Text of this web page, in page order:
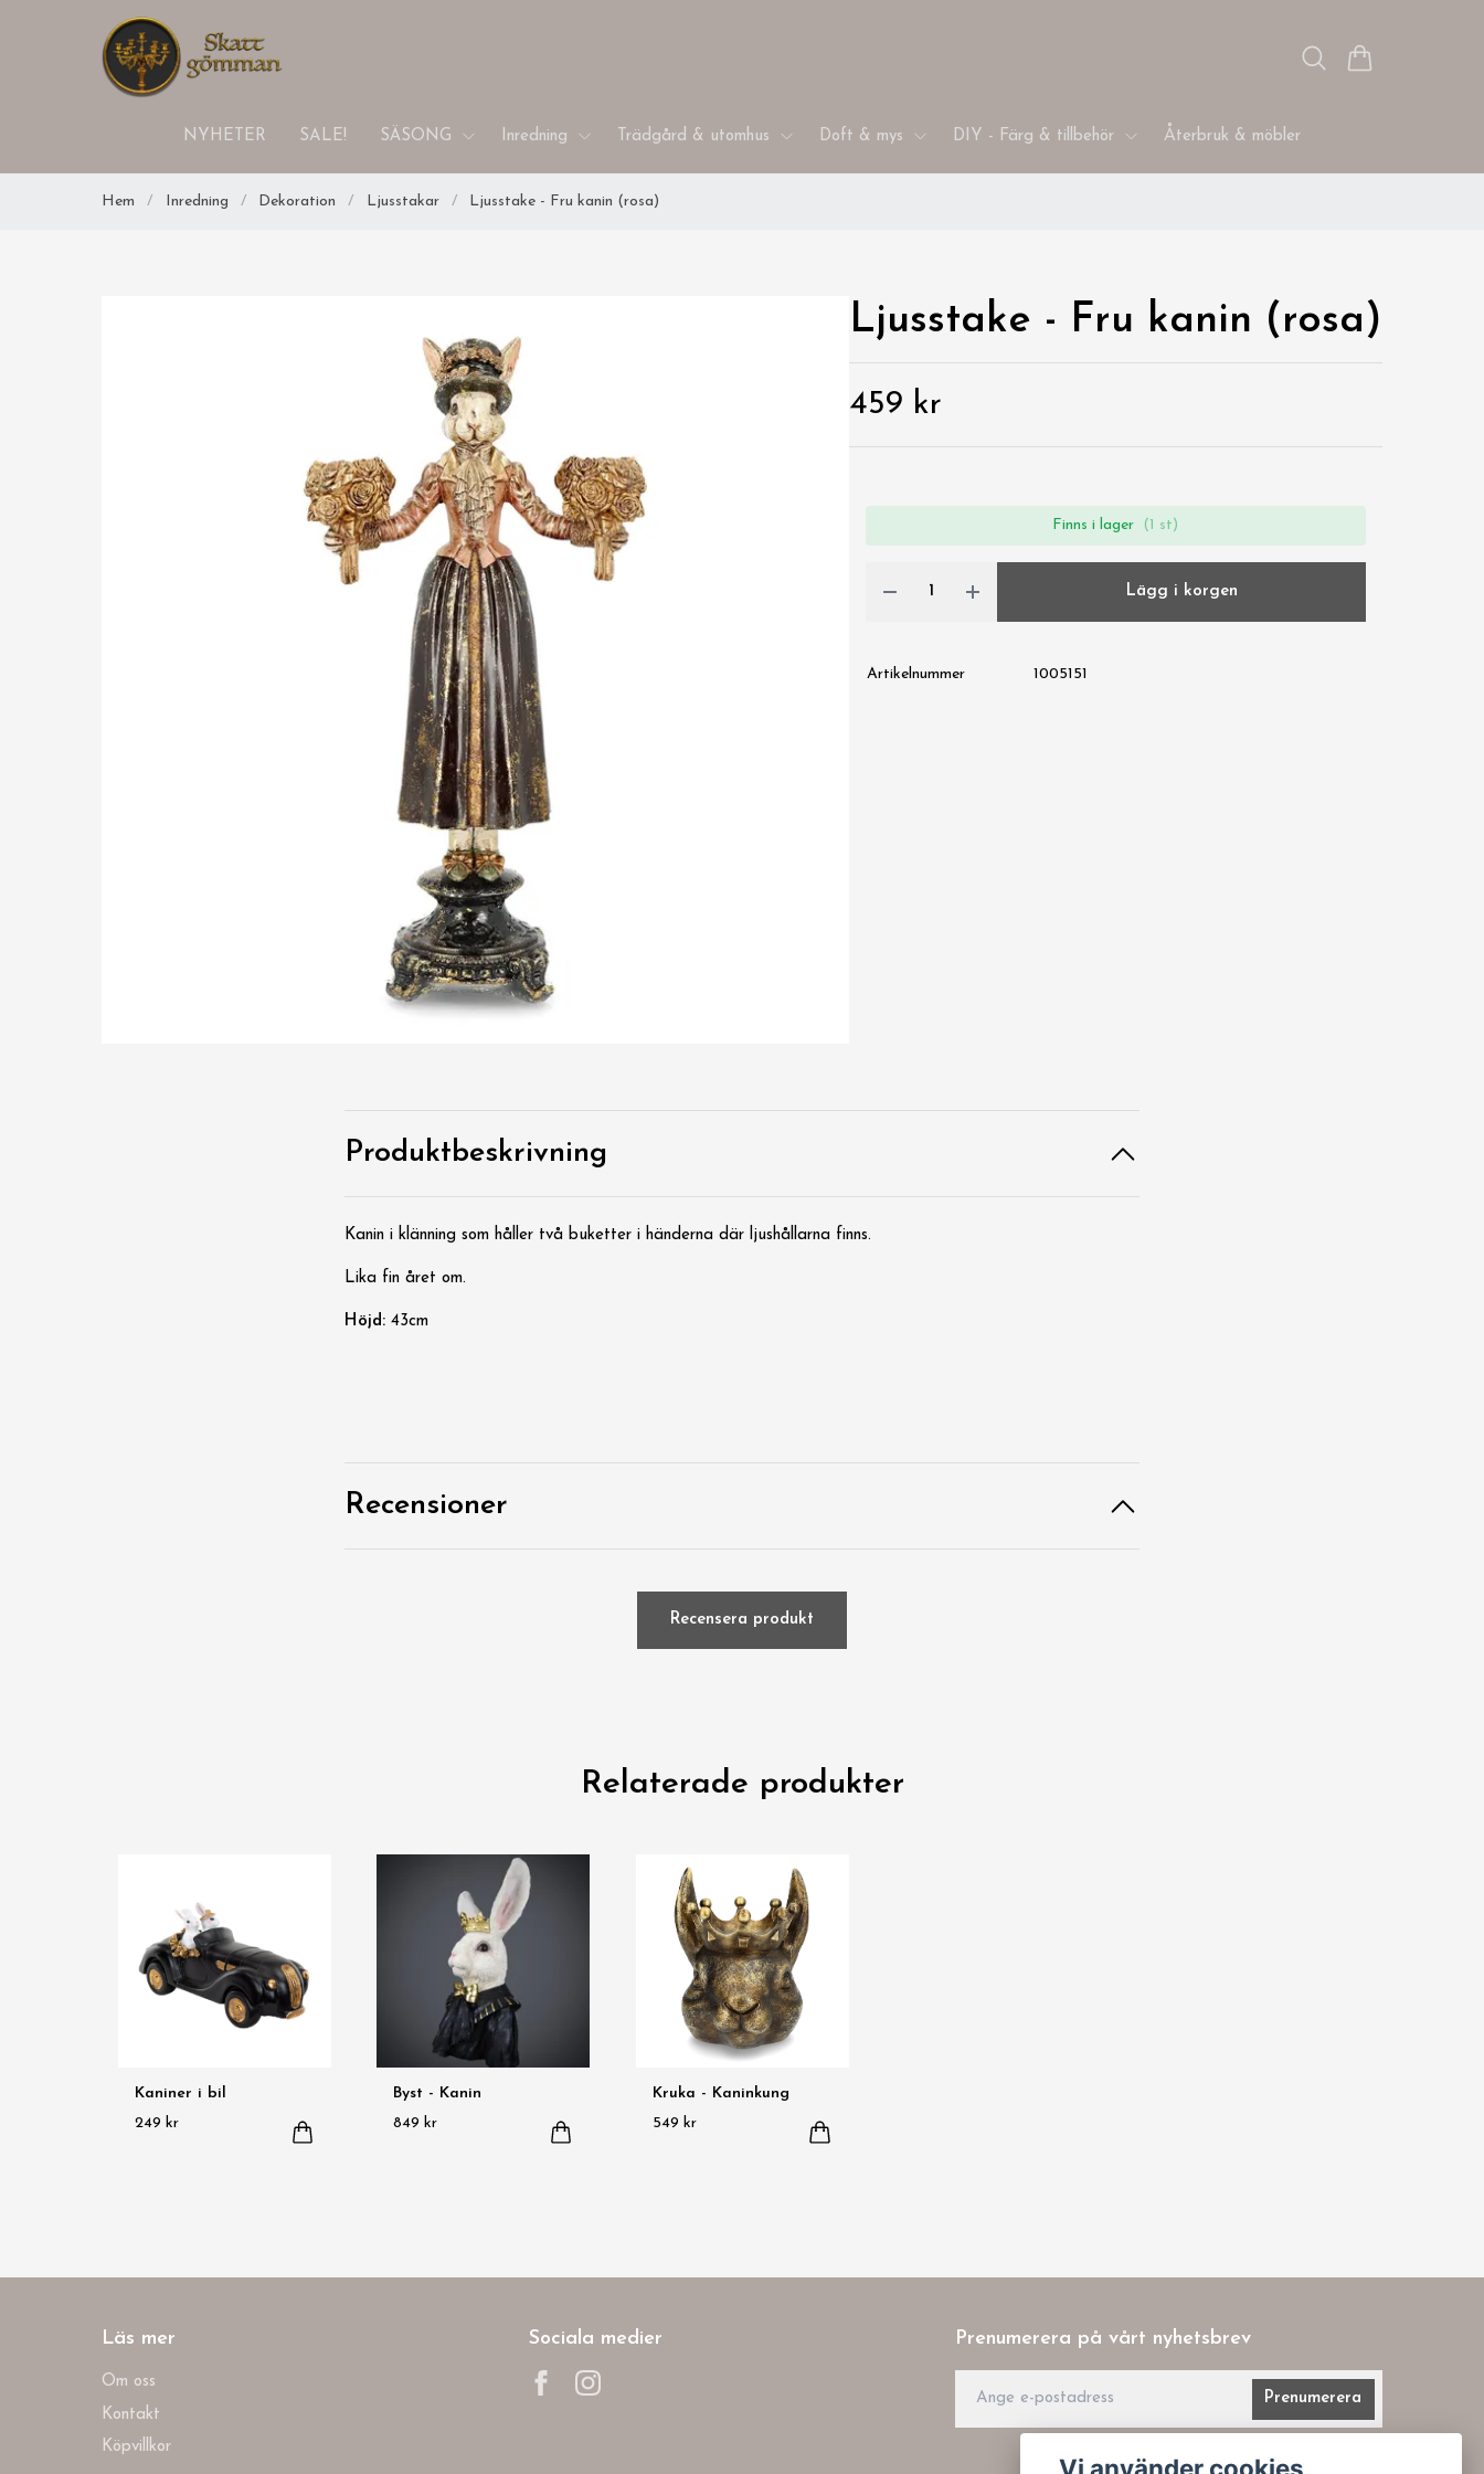
NYHETER SALE! SÄSONG Inredning Trädgård & utomhus Doft & mys DIY - Färg & tillbehör Återbruk & möbler
Hem / Inredning / Dekoration / Ljusstakar / Ljusstake - Fru kanin (rosa)
Ljusstake - Fru kanin (rosa)
459 kr
Finns i lager (1 st)
Lägg i korgen
Artikelnummer 1005151
Produktbeskrivning
Kanin i klänning som håller två buketter i händerna där ljushållarna finns.
Lika fin året om.
Höjd: 43cm
Recensioner
Recensera produkt
Relaterade produkter
Kaniner i bil
249 kr
Byst - Kanin
849 kr
Kruka - Kaninkung
549 kr
Läs mer
Om oss
Kontakt
Köpvillkor
Sociala medier Prenumerera på vårt nyhetsbrev
Prenumerera
Vi använder cookies